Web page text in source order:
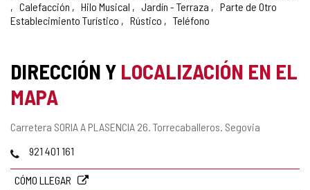
Calefacción
Hilo Musical Jardín - Terraza
Parte de Otro
Establecimiento Turístico
Rústico Teléfono
DIRECCIÓN Y LOCALIZACIÓN EN EL
MAPA
Dirección
Carretera SORIA A PLASENCIA 26. Torrecaballeros. Segovia
Teléfonos
921 401 161
CÓMO LLEGAR